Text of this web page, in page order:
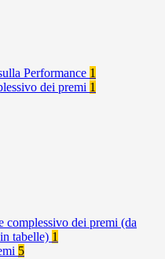
Performance 1
dei premi 1
complessivo dei premi (da
tabelle) 1
5